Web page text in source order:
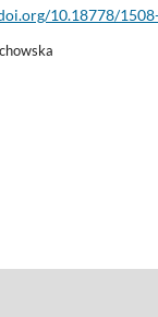
10.18778/